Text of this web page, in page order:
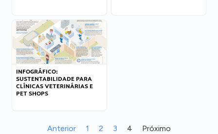
INFOGRÁFICO:
SUSTENTABILIDADE PARA
CLÍNICAS VETERINÁRIAS E
PET SHOPS
Anterior 1 2 3 4 Próximo